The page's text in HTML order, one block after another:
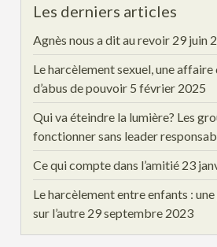
Les derniers articles
Agnès nous a dit au revoir 29 juin
Le harcèlement sexuel, une
d’abus de pouvoir 5 février 2025
Qui va éteindre la lumière? Les
fonctionner sans leader
Ce qui compte dans l’amitié 23
Le harcèlement entre enfants :
sur l’autre 29 septembre 2023